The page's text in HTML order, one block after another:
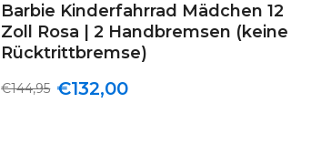
Barbie Kinderfahrrad Mädchen 12
Zoll Rosa | 2 Handbremsen (keine
Rücktrittbremse)
€132,00
€144,95